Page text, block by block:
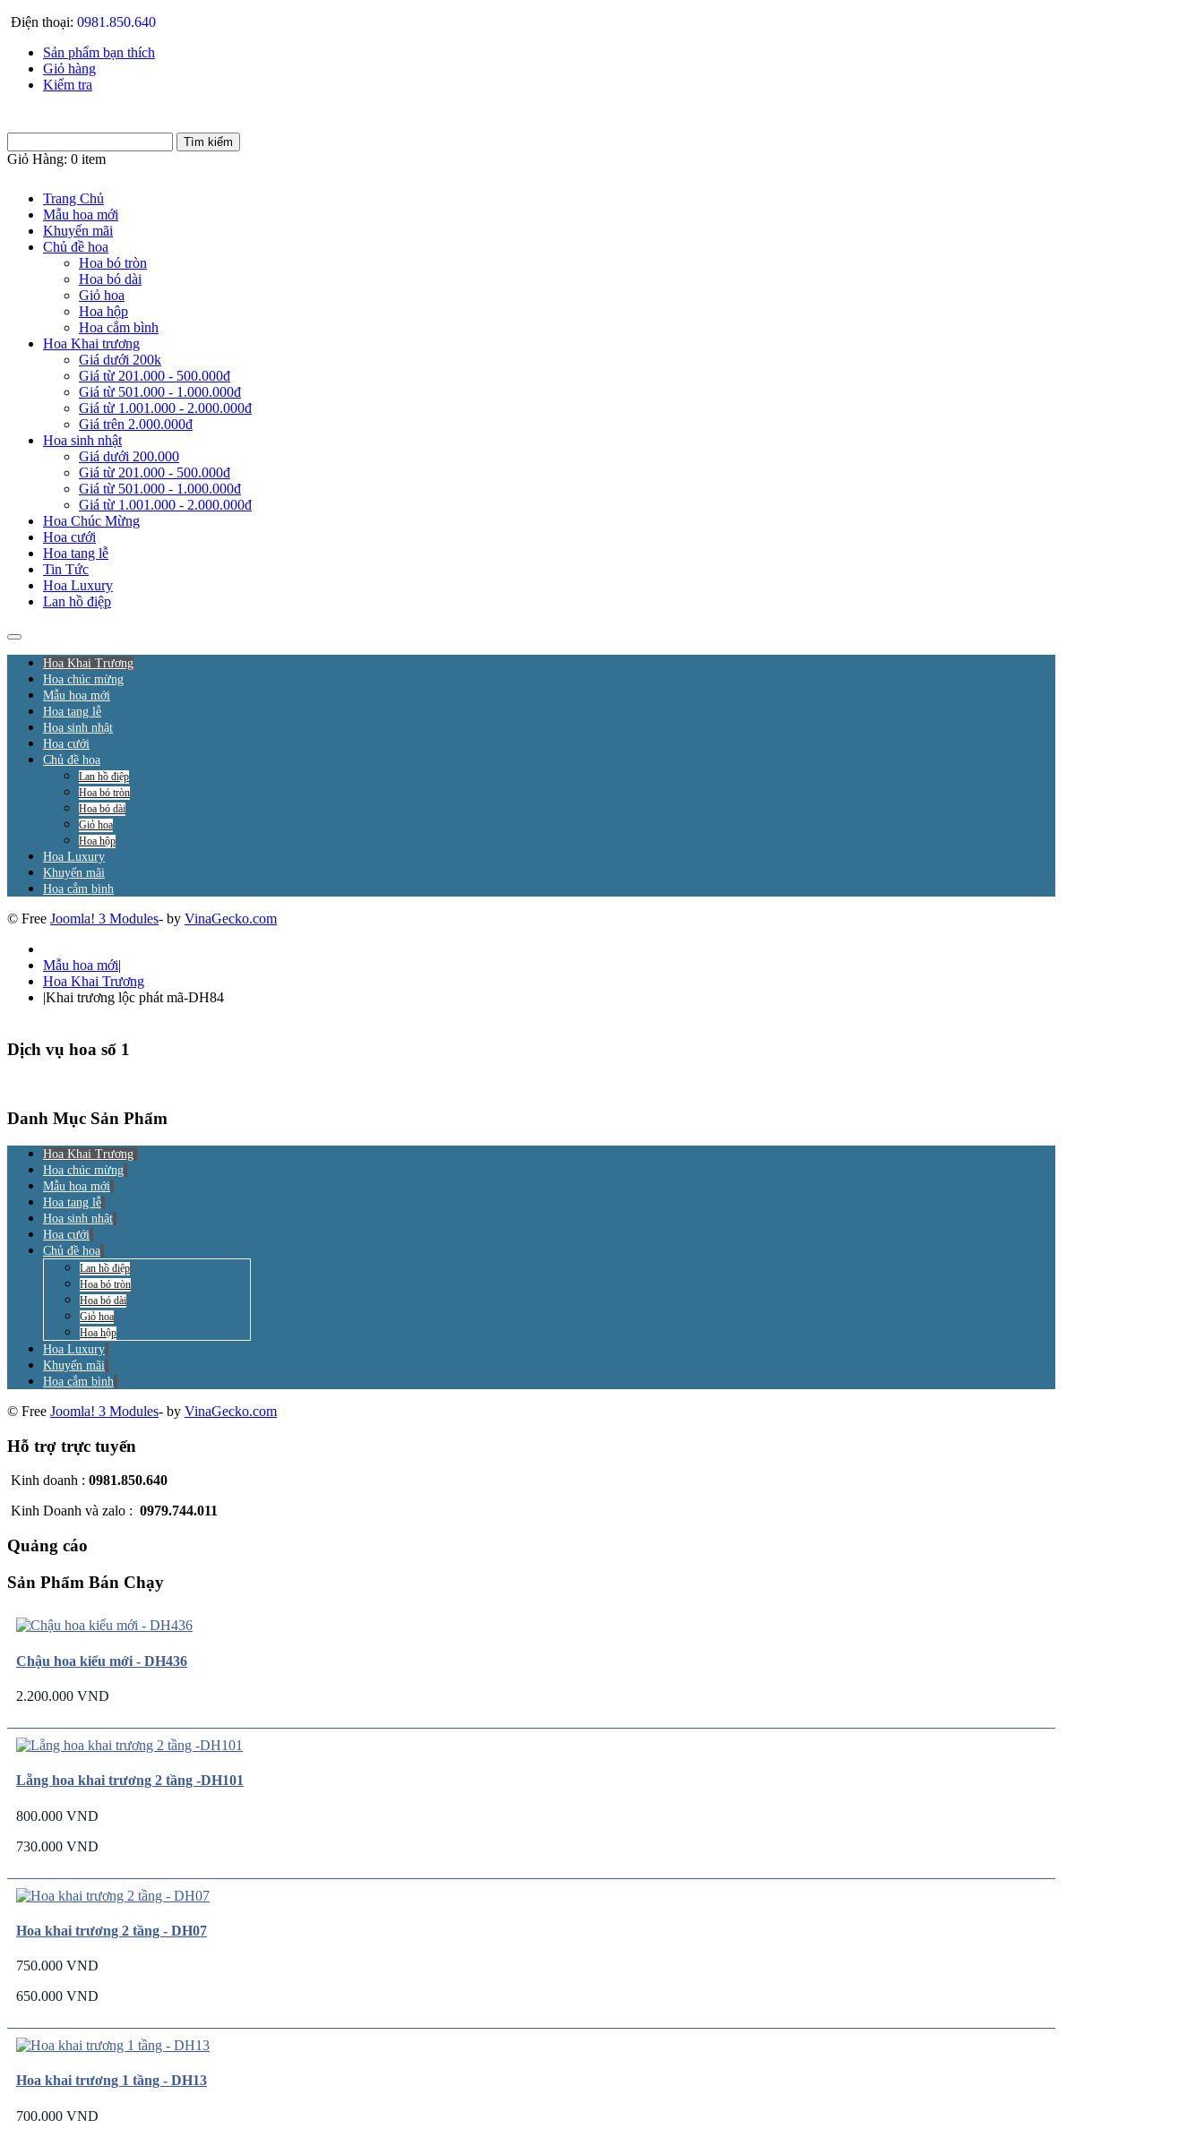
Điện thoại: 0981.850.640
Sản phẩm bạn thích
Giỏ hàng
Kiểm tra
Giỏ Hàng: 0 item
Trang Chủ
Mẫu hoa mới
Khuyến mãi
Chủ đề hoa
Hoa bó tròn
Hoa bó dài
Giỏ hoa
Hoa hộp
Hoa cắm bình
Hoa Khai trương
Giá dưới 200k
Giá từ 201.000 - 500.000đ
Giá từ 501.000 - 1.000.000đ
Giá từ 1.001.000 - 2.000.000đ
Giá trên 2.000.000đ
Hoa sinh nhật
Giá dưới 200.000
Giá từ 201.000 - 500.000đ
Giá từ 501.000 - 1.000.000đ
Giá từ 1.001.000 - 2.000.000đ
Hoa Chúc Mừng
Hoa cưới
Hoa tang lễ
Tin Tức
Hoa Luxury
Lan hồ điệp
Hoa Khai Trương
Hoa chúc mừng
Mẫu hoa mới
Hoa tang lễ
Hoa sinh nhật
Hoa cưới
Chủ đề hoa
Lan hồ điệp
Hoa bó tròn
Hoa bó dài
Giỏ hoa
Hoa hộp
Hoa Luxury
Khuyến mãi
Hoa cắm bình
© Free Joomla! 3 Modules- by VinaGecko.com
Mẫu hoa mới|
Hoa Khai Trương
|Khai trương lộc phát mã-DH84
Dịch vụ hoa số 1
Danh Mục Sản Phẩm
Hoa Khai Trương
Hoa chúc mừng
Mẫu hoa mới
Hoa tang lễ
Hoa sinh nhật
Hoa cưới
Chủ đề hoa
Lan hồ điệp
Hoa bó tròn
Hoa bó dài
Giỏ hoa
Hoa hộp
Hoa Luxury
Khuyến mãi
Hoa cắm bình
© Free Joomla! 3 Modules- by VinaGecko.com
Hỗ trợ trực tuyến
Kinh doanh : 0981.850.640
Kinh Doanh và zalo : 0979.744.011
Quảng cáo
Sản Phẩm Bán Chạy
Chậu hoa kiểu mới - DH436
2.200.000 VND
Lẵng hoa khai trương 2 tầng -DH101
800.000 VND
730.000 VND
Hoa khai trương 2 tầng - DH07
750.000 VND
650.000 VND
Hoa khai trương 1 tầng - DH13
700.000 VND